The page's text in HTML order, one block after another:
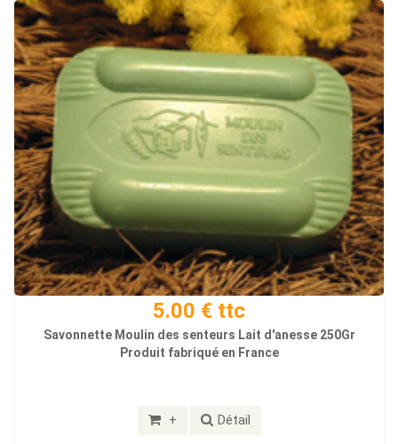
5.00 € ttc
Savonnette Moulin des senteurs Lait d'anesse 250Gr
Produit fabriqué en France
+ Détail